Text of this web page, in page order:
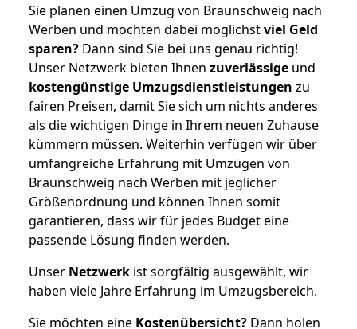
Sie planen einen Umzug von Braunschweig nach
Werben und möchten dabei möglichstviel Geld
sparen? Dann sind Sie bei uns genau richtig!
Unser Netzwerk bieten Ihnen zuverlässige und
kostengünstige Umzugsdienstleistungen zu
fairen Preisen, damit Sie sich um nichts anderes
als die wichtigen Dinge in Ihrem neuen Zuhause
kümmern müssen. Weiterhin verfügen wir über
umfangreiche Erfahrung mit Umzügen von
Braunschweig nach Werben mit jeglicher
Größenordnung und können Ihnen somit
garantieren, dass wir für jedes Budget eine
passende Lösung finden werden.
Unser Netzwerk ist sorgfältig ausgewählt, wir
haben viele Jahre Erfahrung im Umzugsbereich.
Sie möchten eine Kostenübersicht? Dann holen